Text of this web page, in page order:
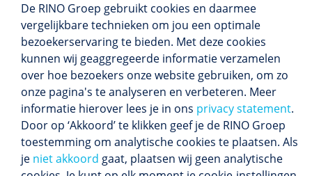
De RINO Groep gebruikt cookies en daarmee
vergelijkbare technieken om jou een optimale
bezoekerservaring te bieden. Met deze cookies
kunnen wij geaggregeerde informatie verzamelen
over hoe bezoekers onze website gebruiken, om zo
onze pagina's te analyseren en verbeteren. Meer
informatie hierover lees je in ons privacy statement.
Door op ‘Akkoord’ te klikken geef je de RINO Groep
toestemming om analytische cookies te plaatsen. Als
je niet akkoord gaat, plaatsen wij geen analytische
Meer dan 250 opleidingen
Alle BIG-opleidingen in huis
Cedeo-erkend en CRKBO-geregistreerd
Gemiddelde beoordeling 8,4
Volg ons
Blijf op de hoogte van het (nieuwe) scholings­
aanbod en ons laatste nieuws.